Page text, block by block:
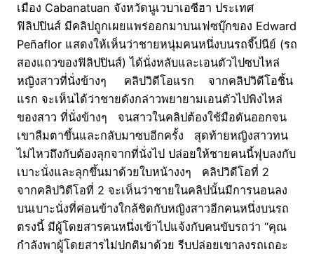
เมือง Cabanatuan จังหวัดนูเวบาเอซีฮา ประเทศ
ฟิลิปปินส์ มีคลิปถูกเผยแพร่ออกมาบนเฟซบุ๊กของ Edward
Peñaflor แสดงให้เห็นว่าชายหนุ่มคนหนึ่งบนรถจี๊ปนีย์ (รถ
สองแถวของฟิลิปปินส์) ได้นั่งหลับและเอนตัวไปซบไหล่
หญิงสาวที่นั่งข้างๆ คลิปวิดีโอแรก จากคลิปวิดีโอชิ้น
แรก จะเห็นได้ว่าชายดังกล่าวพยายามเอนตัวไปพิงไหล่
ของสาว ที่นั่งข้างๆ จนสาวในคลิปต้องใช้มือดันออกจน
เขาลืมตาขึ้นและกลับมาซบอีกครั้ง สุดท้ายหญิงสาวทน
ไม่ไหวถึงกับต้องลุกจากที่นั่งไป ปล่อยให้ชายคนนี้ฟุบลงกับ
เบาะนั่งและลุกขึ้นมาด้วยใบหน้างงๆ คลิปวิดีโอที่ 2
จากคลิปวิดีโอที่ 2 จะเห็นว่าชายในคลิปนั้นมีการนอนลง
บนเบาะนั่งที่ค่อนข้างใกล้ชิดกับหญิงสาวอีกคนหนึ่งบนรถ
ตรงนี้ มีผู้โดยสารคนหนึ่งเข้าไปแจ้งกับคนขับรถว่า “คุณ
กำลังพาผู้โดยสารไม่ปกติมาด้วย รีบปล่อยเขาลงรถเถอะ